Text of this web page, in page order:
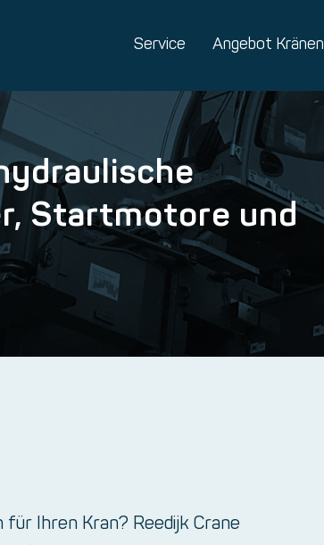
Service Angebot Kränen
Startmotore und
Ihren Kran? Reedijk Crane